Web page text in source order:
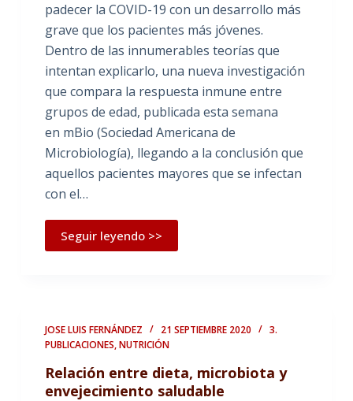
padecer la COVID-19 con un desarrollo más
grave que los pacientes más jóvenes.
Dentro de las innumerables teorías que
intentan explicarlo, una nueva investigación
que compara la respuesta inmune entre
grupos de edad, publicada esta semana
en mBio (Sociedad Americana de
Microbiología), llegando a la conclusión que
aquellos pacientes mayores que se infectan
con el…
Seguir leyendo >>
JOSE LUIS FERNÁNDEZ 21 SEPTIEMBRE 2020
3.
PUBLICACIONES,NUTRICIÓN
Relación entre dieta, microbiota y
envejecimiento saludable